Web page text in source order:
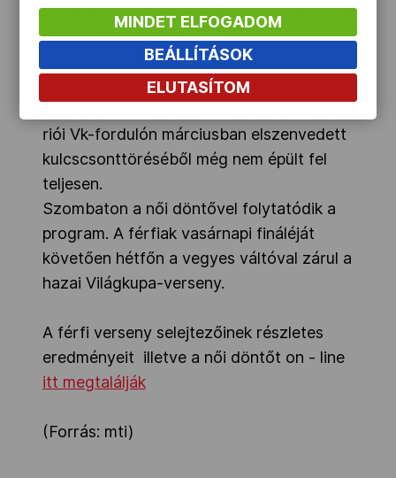
20. Málits István, a 22. Bíró Szabolcs és a
26. Lukács Levente.
Nem indult a versenyen a tavaly Európa-
riói Vk-fordulón márciusban elszenvedett
kulcscsonttöréséből még nem épült fel
teljesen.
Szombaton a női döntővel folytatódik a
program. A férfiak vasárnapi fináléját
követően hétfőn a vegyes váltóval zárul a
hazai Világkupa-verseny.
A férfi verseny selejtezőinek részletes
eredményeit illetve a női döntőt on - line
itt megtalálják
(Forrás: mti)
MINDET ELFOGADOM
BEÁLLÍTÁSOK
ELUTASÍTOM